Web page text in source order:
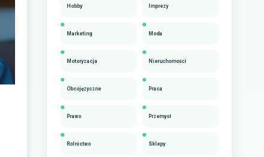
Hobby Imprezy
Marketing Moda
Motoryzacja Nieruchomości
Obcojęzyczne Praca
Prawo Przemysł
Rolnictwo Sklepy